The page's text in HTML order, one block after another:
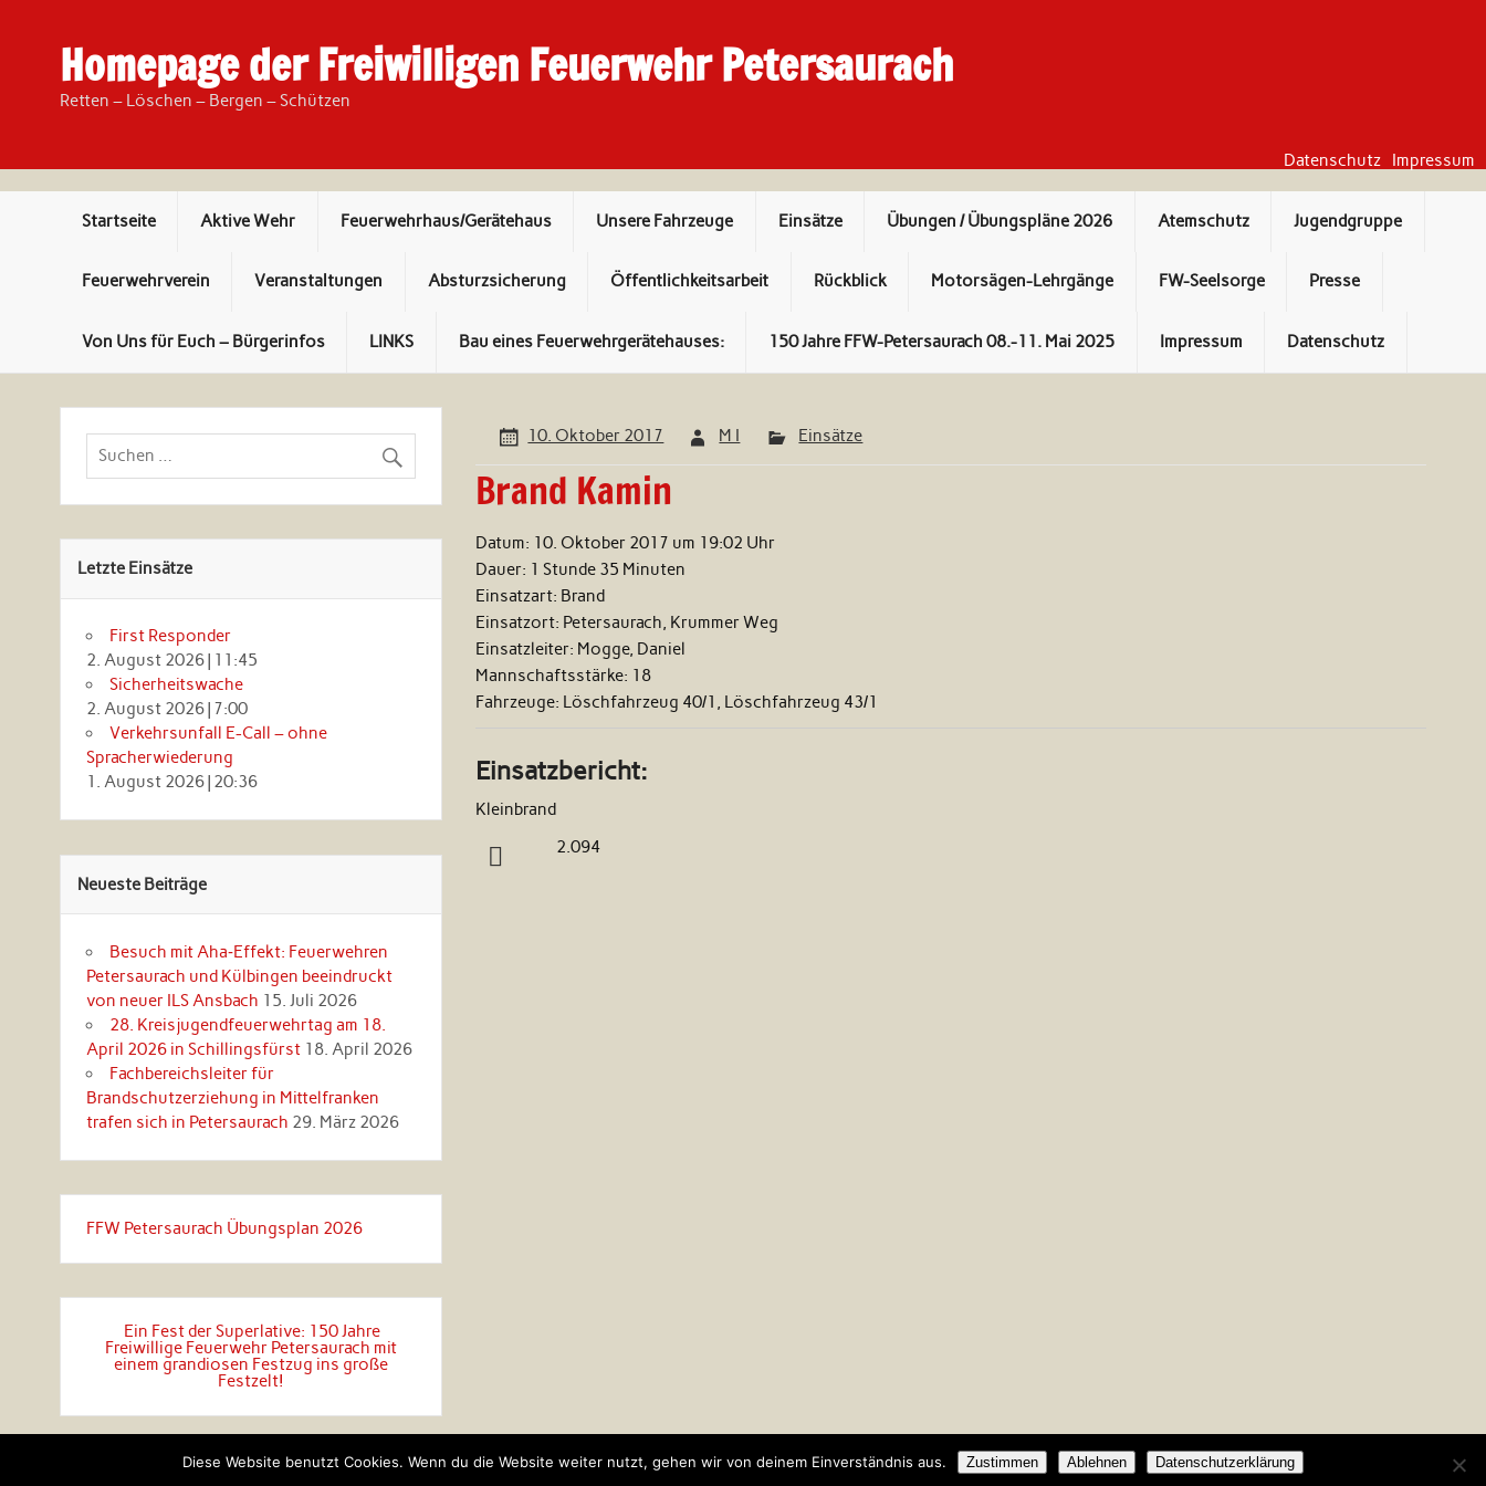
Homepage der Freiwilligen Feuerwehr Petersaurach
Retten – Löschen – Bergen – Schützen
Datenschutz Impressum
Startseite Aktive Wehr Feuerwehrhaus/Gerätehaus Unsere Fahrzeuge Einsätze Übungen / Übungspläne 2026 Atemschutz Jugendgruppe
Feuerwehrverein Veranstaltungen Absturzsicherung Öffentlichkeitsarbeit Rückblick Motorsägen-Lehrgänge FW-Seelsorge Presse
Von Uns für Euch – Bürgerinfos LINKS Bau eines Feuerwehrgerätehauses: 150 Jahre FFW-Petersaurach 08.-11. Mai 2025 Impressum Datenschutz
10. Oktober 2017 M I Einsätze
Brand Kamin
Datum: 10. Oktober 2017 um 19:02 Uhr
Dauer: 1 Stunde 35 Minuten
Einsatzart: Brand
Einsatzort: Petersaurach, Krummer Weg
Einsatzleiter: Mogge, Daniel
Mannschaftsstärke: 18
Fahrzeuge: Löschfahrzeug 40/1, Löschfahrzeug 43/1
Einsatzbericht:
Kleinbrand
2.094
Letzte Einsätze
First Responder
2. August 2026| 11:45
Sicherheitswache
2. August 2026| 7:00
Verkehrsunfall E-Call – ohne
Spracherwiederung
1. August 2026| 20:36
Neueste Beiträge
Besuch mit Aha‑Effekt: Feuerwehren
Petersaurach und Külbingen beeindruckt
von neuer ILS Ansbach 15. Juli 2026
28. Kreisjugendfeuerwehrtag am 18.
April 2026 in Schillingsfürst 18. April 2026
Fachbereichsleiter für
Brandschutzerziehung in Mittelfranken
trafen sich in Petersaurach 29. März 2026
FFW Petersaurach Übungsplan 2026
Ein Fest der Superlative: 150 Jahre
Freiwillige Feuerwehr Petersaurach mit
einem grandiosen Festzug ins große
Festzelt!
WordPress undRubine.
Diese Website benutzt Cookies. Wenn du die Website weiter nutzt, gehen wir von deinem Einverständnis aus. Zustimmen Ablehnen Datenschutzerklärung